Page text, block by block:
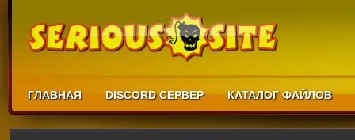
ГЛАВНАЯ DISCORD СЕРВЕР КАТАЛОГ ФАЙЛОВ